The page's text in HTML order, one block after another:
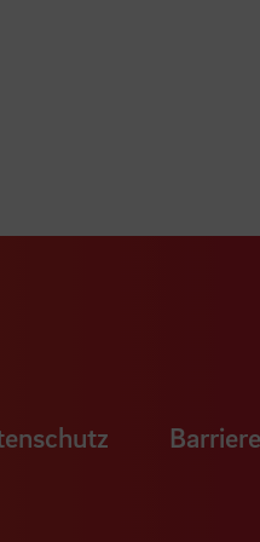
Seite
Xing
unserer